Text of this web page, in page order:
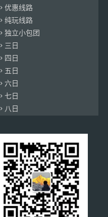
优惠线路
纯玩线路
独立小包团
 三日
 四日
 五日
六日
七日
 八日